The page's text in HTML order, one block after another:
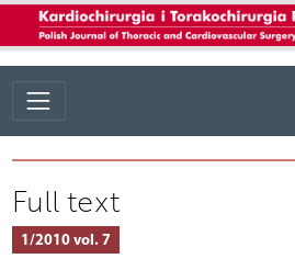
Full text
1/2010 vol. 7